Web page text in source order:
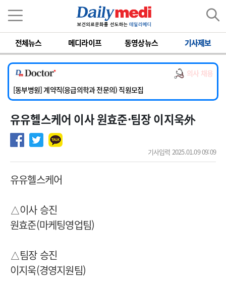
전체뉴스 메디라이프 동영상뉴스 기사제보
의사 채용
[서울아산병원] 2026년 하반기 인턴 모집
[영남대학교의료원] 마취통증의학과 임기제 임상의사 채용
[충남대학교병원] 소아청소년과(소아응급전담) 계약직 의사 공개채용
[동부병원] 계약직(응급의학과 전문의) 직원모집
[이대목동병원] 하반기 전공의(레지던트1년차) 모집
[서울아산병원] 2026년 하반기 인턴 모집
[영남대학교의료원] 마취통증의학과 임기제 임상의사 채용
유유헬스케어 이사 원효준·팀장 이지욱外
기사입력 2025.01.09 09:09
유유헬스케어
△이사 승진
원효준(마케팅영업팀)
△팀장 승진
이지욱(경영지원팀)